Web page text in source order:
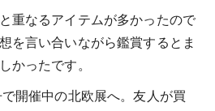
重なるアイテムが多かったので
を言い合いながら鑑賞するとま
かったです。
開催中の北欧展へ。友人が買